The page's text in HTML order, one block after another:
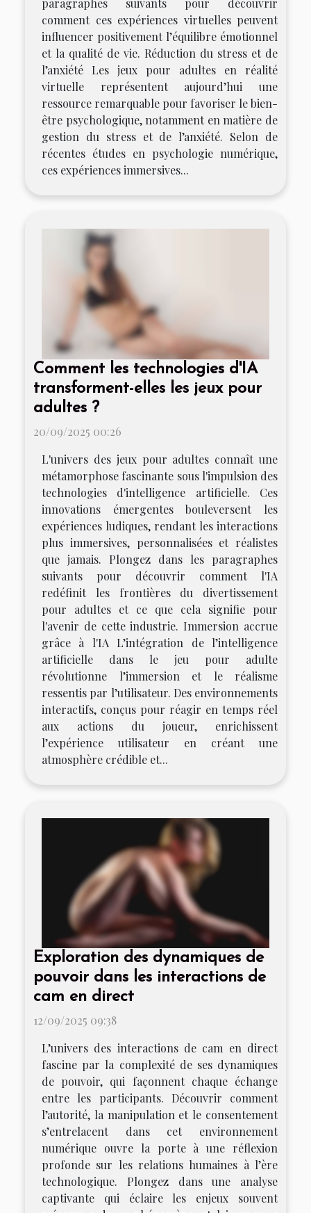
paragraphes suivants pour découvrir
comment ces expériences virtuelles peuvent
influencer positivement l’équilibre émotionnel
et la qualité de vie. Réduction du stress et de
l’anxiété Les jeux pour adultes en réalité
virtuelle représentent aujourd’hui une
ressource remarquable pour favoriser le bien-
être psychologique, notamment en matière de
gestion du stress et de l’anxiété. Selon de
récentes études en psychologie numérique,
ces expériences immersives...
Comment les technologies d'IA
transforment-elles les jeux pour
adultes ?
20/09/2025 00:26
L'univers des jeux pour adultes connaît une
métamorphose fascinante sous l'impulsion des
technologies d'intelligence artificielle. Ces
innovations émergentes bouleversent les
expériences ludiques, rendant les interactions
plus immersives, personnalisées et réalistes
que jamais. Plongez dans les paragraphes
suivants pour découvrir comment l'IA
redéfinit les frontières du divertissement
pour adultes et ce que cela signifie pour
l'avenir de cette industrie. Immersion accrue
grâce à l'IA L’intégration de l’intelligence
artificielle dans le jeu pour adulte
révolutionne l’immersion et le réalisme
ressentis par l’utilisateur. Des environnements
interactifs, conçus pour réagir en temps réel
aux actions du joueur, enrichissent
l’expérience utilisateur en créant une
atmosphère crédible et...
Exploration des dynamiques de
pouvoir dans les interactions de
cam en direct
12/09/2025 09:38
L’univers des interactions de cam en direct
fascine par la complexité de ses dynamiques
de pouvoir, qui façonnent chaque échange
entre les participants. Découvrir comment
l’autorité, la manipulation et le consentement
s’entrelacent dans cet environnement
numérique ouvre la porte à une réflexion
profonde sur les relations humaines à l’ère
technologique. Plongez dans une analyse
captivante qui éclaire les enjeux souvent